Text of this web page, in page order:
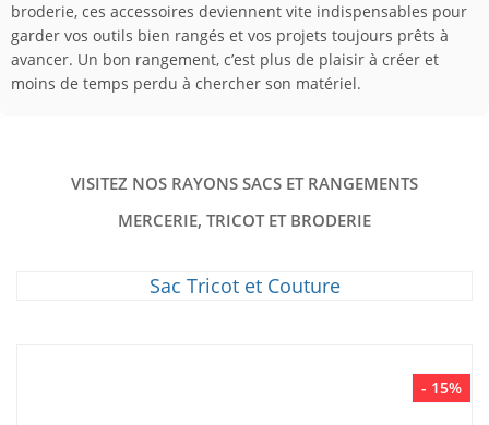
broderie, ces accessoires deviennent vite indispensables pour
garder vos outils bien rangés et vos projets toujours prêts à
avancer. Un bon rangement, c’est plus de plaisir à créer et
moins de temps perdu à chercher son matériel.
VISITEZ NOS RAYONS SACS ET RANGEMENTS
MERCERIE, TRICOT ET BRODERIE
Sac Tricot et Couture
- 15%